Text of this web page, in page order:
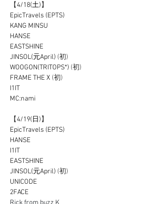
【4/18(土)】
EpicTravels (EPTS)
KANG MINSU
HANSE
EASTSHINE
JINSOL(元April) (初)
WOOGON(TRITOPS*) (初)
FRAME THE X (初)
I1IT
MC:nami
【4/19(日)】
EpicTravels (EPTS)
HANSE
I1IT
EASTSHINE
JINSOL(元April) (初)
UNICODE
2FACE